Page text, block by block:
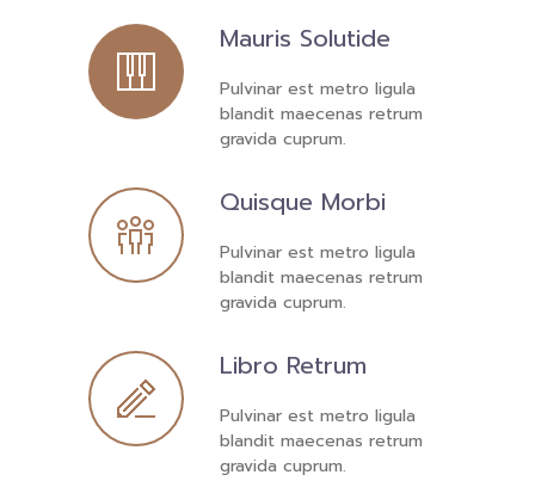
Mauris Solutide
Pulvinar est metro ligula
blandit maecenas retrum
gravida cuprum.
Quisque Morbi
Pulvinar est metro ligula
blandit maecenas retrum
gravida cuprum.
Libro Retrum
Pulvinar est metro ligula
blandit maecenas retrum
gravida cuprum.